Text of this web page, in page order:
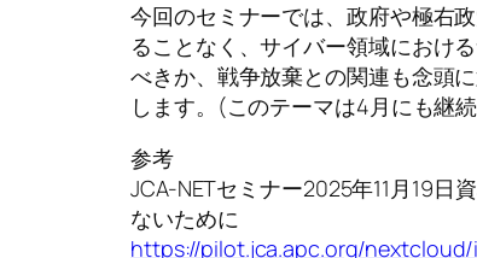
今回のセミナーでは、政府や極右
ることなく、サイバー領域におけ
べきか、戦争放棄との関連も念頭
します。(このテーマは4月にも継
参考
JCA-NETセミナー2025年11月19
ないために
https://pilot.jca.apc.org/nextcloud/